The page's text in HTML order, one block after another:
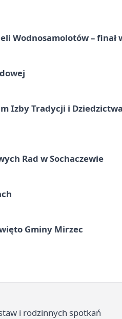
Wodnosamolotów – finał
Izby Tradycji i
Rad w Sochaczewie
Gminy Mirzec
i rodzinnych spotkań